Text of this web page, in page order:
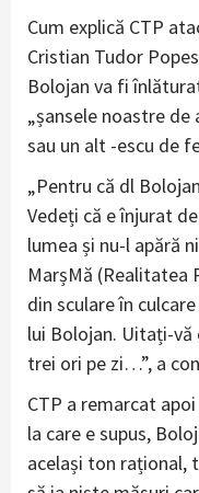
Cum explică CTP
Cristian Tudor
Bolojan va fi
„șansele noastre de
sau un alt -escu de
„Pentru că dl
Vedeți că e înjurat
lumea și nu-l apără
MarșMă (Realitatea
din sculare în
lui Bolojan. Uitați-vă
trei ori pe zi…”, a
CTP a remarcat
la care e supus,
același ton rațional,